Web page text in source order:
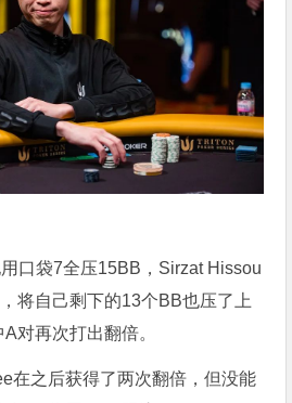
口袋7全压15BB，Sirzat Hissou
将自己剩下的13个BB也压了上
对再次打出翻倍。
在之后获得了两次翻倍，但没能